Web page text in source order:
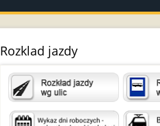
Rozklad jazdy